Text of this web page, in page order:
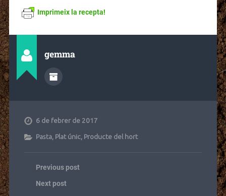
Imprimeix la recepta!
gemma
6 de febrer de 2017
Pasta, Plat únic, Producte del hort
Previous post
Next post